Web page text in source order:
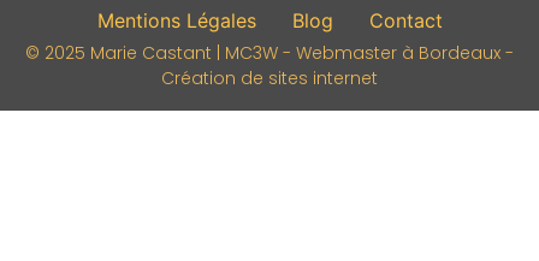
Mentions Légales Blog
Contact
© 2025 Marie Castant | MC3W - Webmaster à Bordeaux -
Création de sites internet